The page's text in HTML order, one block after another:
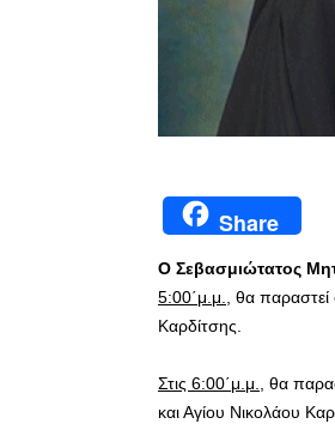
Share
Ο Σεβασμιώτατος
5:00΄μ.μ.
, θα
Καρδίτσης.
Στις 6:00΄μ.μ.
, θα
και Αγίου Νικολάου